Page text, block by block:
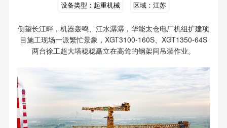
设备类型： 起重机械 区域： 江苏
侧望长江畔，机器轰鸣、江水潺潺，华能太仓电厂机组扩建项
目施工现场一派繁忙景象，XGT3100-160S、XGT1350-64S
两台徐工超大塔稳稳矗立在高耸的钢架间吊装作业。